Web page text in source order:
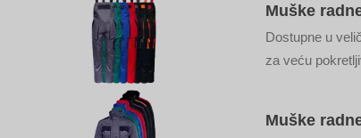
Muške
Dostupne u
za veću
Muške